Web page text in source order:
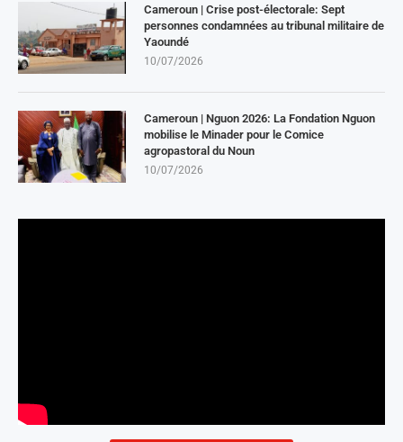
Cameroun | Crise post-électorale: Sept
personnes condamnées au tribunal militaire de
Yaoundé
10/07/2026
Cameroun | Nguon 2026: La Fondation Nguon
mobilise le Minader pour le Comice
agropastoral du Noun
10/07/2026